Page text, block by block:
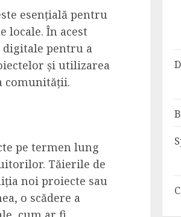
esențială pentru
În acest
pentru a
și utilizarea
comunității.
pe termen lung
Tăierile de
noi proiecte sau
o scădere a